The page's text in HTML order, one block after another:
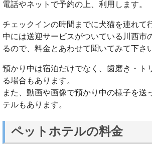
電話やネットで予約の上、利用します。
チェックインの時間までに犬猫を連れて
中には送迎サービスがついている川西市
るので、料金とあわせて聞いてみて下さ
預かり中は宿泊だけでなく、歯磨き・ト
る場合もあります。
また、動画や画像で預かり中の様子を送
テルもあります。
ペットホテルの料金